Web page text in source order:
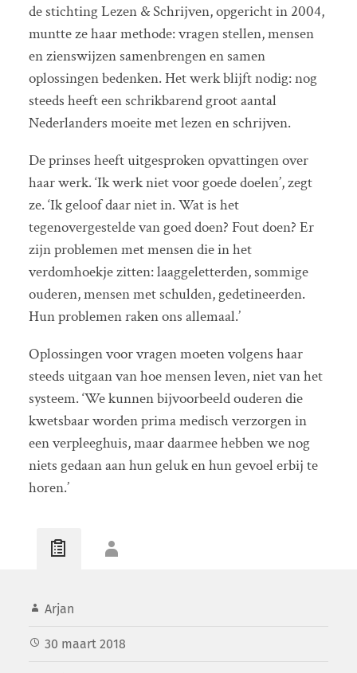
de stichting Lezen & Schrijven, opgericht in 2004,
muntte ze haar methode: vragen stellen, mensen
en zienswijzen samenbrengen en samen
oplossingen bedenken. Het werk blijft nodig: nog
steeds heeft een schrikbarend groot aantal
Nederlanders moeite met lezen en schrijven.
De prinses heeft uitgesproken opvattingen over
haar werk. ‘Ik werk niet voor goede doelen’, zegt
ze. ‘Ik geloof daar niet in. Wat is het
tegenovergestelde van goed doen? Fout doen? Er
zijn problemen met mensen die in het
verdomhoekje zitten: laaggeletterden, sommige
ouderen, mensen met schulden, gedetineerden.
Hun problemen raken ons allemaal.’
Oplossingen voor vragen moeten volgens haar
steeds uitgaan van hoe mensen leven, niet van het
systeem. ‘We kunnen bijvoorbeeld ouderen die
kwetsbaar worden prima medisch verzorgen in
een verpleeghuis, maar daarmee hebben we nog
niets gedaan aan hun geluk en hun gevoel erbij te
horen.’
Arjan
30 maart 2018